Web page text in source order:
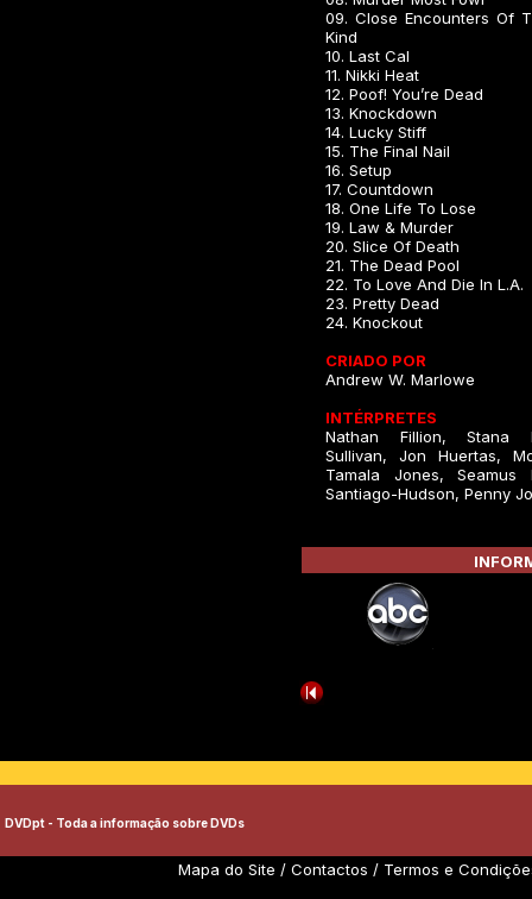
09. Close Encounters Of
Kind
10. Last Cal
11. Nikki Heat
12. Poof! You’re Dead
13. Knockdown
14. Lucky Stiff
15. The Final Nail
16. Setup
17. Countdown
18. One Life To Lose
19. Law & Murder
20. Slice Of Death
21. The Dead Pool
22. To Love And Die In L.A.
23. Pretty Dead
24. Knockout
CRIADO POR
Andrew W. Marlowe
INTÉRPRETES
Nathan Fillion, Stana
Sullivan, Jon Huertas,
Tamala Jones, Seamus
Santiago-Hudson, Penny
DVDpt - Toda a informação sobre DVDs
Mapa do Site / Contactos / Termos e